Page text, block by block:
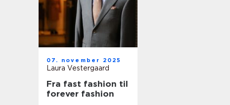
07. november 2025
Laura Vestergaard
Fra fast fashion til
forever fashion